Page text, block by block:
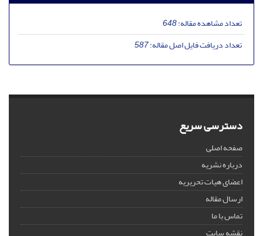
تعداد مشاهده مقاله:648
تعداد دریافت فایل اصل مقاله:587
دسترسی سریع
صفحه اصلی
درباره نشریه
اعضای هیات تحریریه
ارسال مقاله
تماس با ما
نقشه سایت